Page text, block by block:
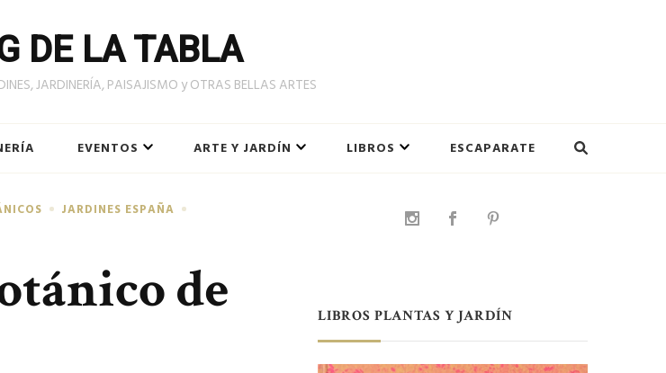
DE LA TABLA
JARDINERÍA, PAISAJISMO y OTRAS BELLAS ARTES
EVENTOS ARTE Y JARDÍN LIBROS ESCAPARATE
JARDINES ESPAÑA
de
LIBROS PLANTAS Y JARDÍN